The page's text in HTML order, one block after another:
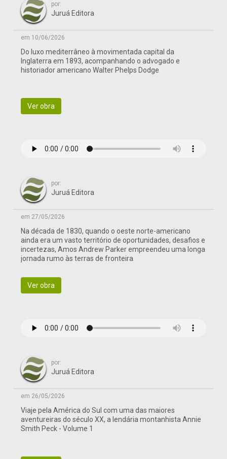
por:
Juruá Editora
em 10/06/2026
Do luxo mediterrâneo à movimentada capital da
Inglaterra em 1893, acompanhando o advogado e
historiador americano Walter Phelps Dodge
Ver obra
por:
Juruá Editora
em 27/05/2026
Na década de 1830, quando o oeste norte-americano
ainda era um vasto território de oportunidades, desafios e
incertezas, Amos Andrew Parker empreendeu uma longa
jornada rumo às terras de fronteira
Ver obra
por:
Juruá Editora
em 26/05/2026
Viaje pela América do Sul com uma das maiores
aventureiras do século XX, a lendária montanhista Annie
Smith Peck - Volume 1